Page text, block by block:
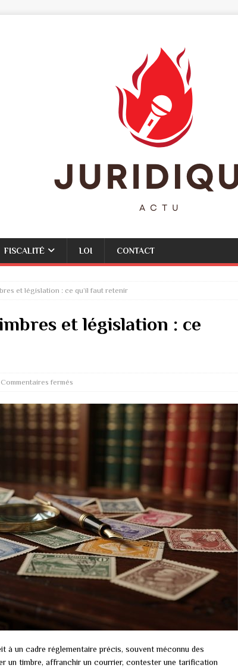
FISCALITÉ LOI CONTACT
et législation : ce qu’il faut retenir
et législation : ce
Commentaires fermés
à un cadre réglementaire précis, souvent méconnu des
un timbre, affranchir un courrier, contester une tarification